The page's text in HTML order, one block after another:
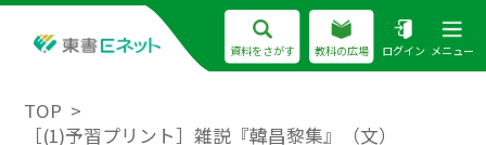
資料をさがす 教科の広場 ログイン メニュー
TOP
［(1)予習プリント］雑説『韓昌黎集』（文）